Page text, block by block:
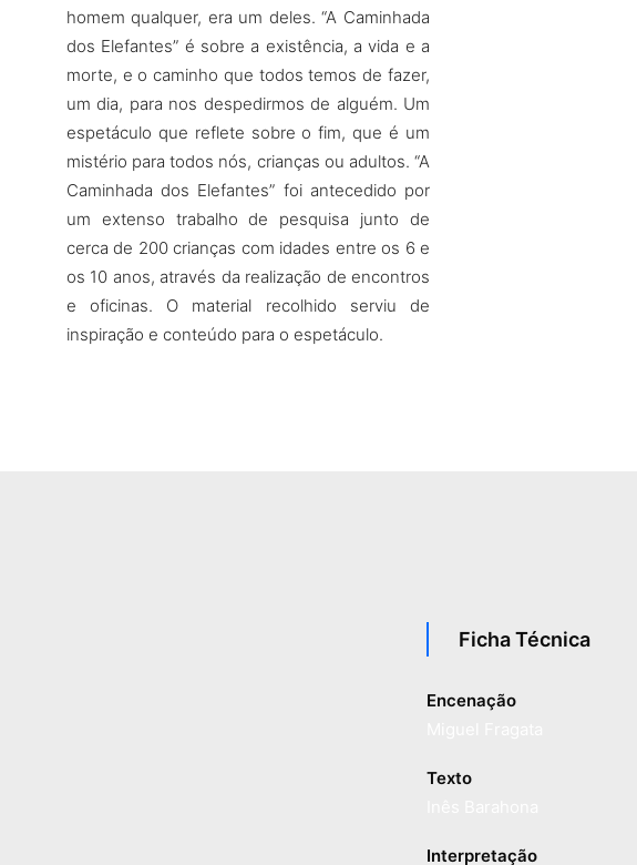
homem qualquer, era um deles. “A Caminhada
dos Elefantes” é sobre a existência, a vida e a
morte, e o caminho que todos temos de fazer,
um dia, para nos despedirmos de alguém. Um
espetáculo que reflete sobre o fim, que é um
mistério para todos nós, crianças ou adultos. “A
Caminhada dos Elefantes” foi antecedido por
um extenso trabalho de pesquisa junto de
cerca de 200 crianças com idades entre os 6 e
os 10 anos, através da realização de encontros
e oficinas. O material recolhido serviu de
inspiração e conteúdo para o espetáculo.
Ficha Técnica
Encenação
Texto
Interpretação